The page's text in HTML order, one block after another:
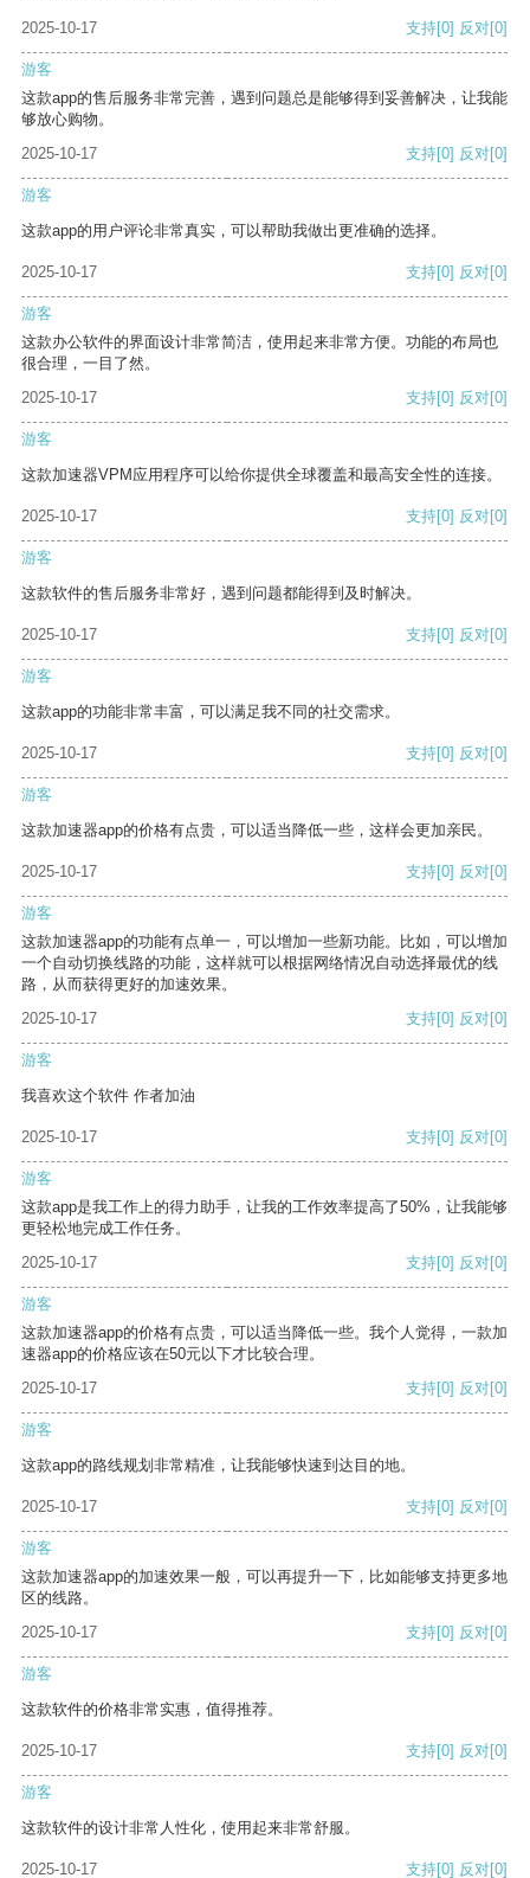
2025-10-17 支持[0] 反对[0]
游客
这款app的售后服务非常完善，遇到问题总是能够得到妥善解决，让我能
够放心购物。
2025-10-17
支持[0] 反对[0]
游客
这款app的用户评论非常真实，可以帮助我做出更准确的选择。
2025-10-17 支持[0] 反对[0]
游客
这款办公软件的界面设计非常简洁，使用起来非常方便。功能的布局也
很合理，一目了然。
2025-10-17
支持[0] 反对[0]
游客
这款加速器VPM应用程序可以给你提供全球覆盖和最高安全性的连接。
2025-10-17 支持[0] 反对[0]
游客
这款软件的售后服务非常好，遇到问题都能得到及时解决。
2025-10-17 支持[0] 反对[0]
游客
这款app的功能非常丰富，可以满足我不同的社交需求。
2025-10-17 支持[0] 反对[0]
游客
这款加速器app的价格有点贵，可以适当降低一些，这样会更加亲民。
2025-10-17 支持[0] 反对[0]
游客
这款加速器app的功能有点单一，可以增加一些新功能。比如，可以增加
一个自动切换线路的功能，这样就可以根据网络情况自动选择最优的线
路，从而获得更好的加速效果。
2025-10-17
支持[0] 反对[0]
游客
我喜欢这个软件 作者加油
2025-10-17 支持[0] 反对[0]
游客
这款app是我工作上的得力助手，让我的工作效率提高了50%，让我能够
更轻松地完成工作任务。
2025-10-17
支持[0] 反对[0]
游客
这款加速器app的价格有点贵，可以适当降低一些。我个人觉得，一款加
速器app的价格应该在50元以下才比较合理。
2025-10-17
支持[0] 反对[0]
游客
这款app的路线规划非常精准，让我能够快速到达目的地。
2025-10-17 支持[0] 反对[0]
游客
这款加速器app的加速效果一般，可以再提升一下，比如能够支持更多地
区的线路。
2025-10-17
支持[0] 反对[0]
游客
这款软件的价格非常实惠，值得推荐。
2025-10-17 支持[0] 反对[0]
游客
这款软件的设计非常人性化，使用起来非常舒服。
2025-10-17 支持[0] 反对[0]